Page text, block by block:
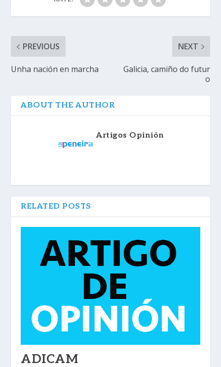
PREVIOUS
Unha nación en marcha
NEXT
Galicia, camiño do futur
o
ABOUT THE AUTHOR
Artigos Opinión
RELATED POSTS
ADICAM